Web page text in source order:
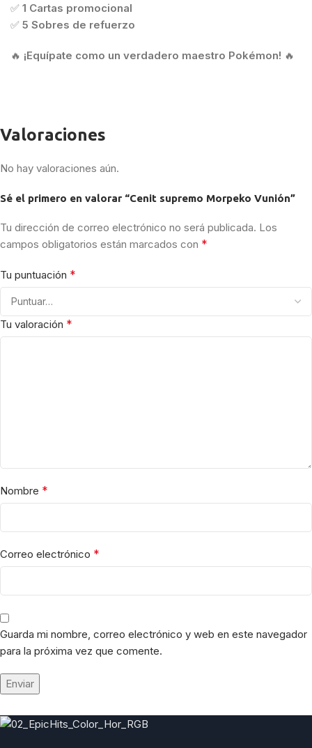
✅ 1 Cartas promocional
✅ 5 Sobres de refuerzo
🔥 ¡Equípate como un verdadero maestro Pokémon! 🔥
Valoraciones
No hay valoraciones aún.
Sé el primero en valorar “Cenit supremo Morpeko Vunión”
Tu dirección de correo electrónico no será publicada. Los
campos obligatorios están marcados con *
Tu puntuación *
Tu valoración *
Nombre *
Correo electrónico *
Guarda mi nombre, correo electrónico y web en este navegador
para la próxima vez que comente.